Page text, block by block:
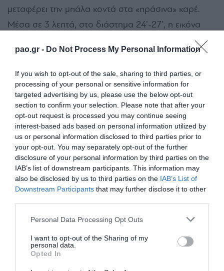
pao.gr - Do Not Process My Personal Information
If you wish to opt-out of the sale, sharing to third parties, or
processing of your personal or sensitive information for
targeted advertising by us, please use the below opt-out
section to confirm your selection. Please note that after your
opt-out request is processed you may continue seeing
interest-based ads based on personal information utilized by
us or personal information disclosed to third parties prior to
your opt-out. You may separately opt-out of the further
disclosure of your personal information by third parties on the
IAB’s list of downstream participants. This information may
also be disclosed by us to third parties on the IAB’s List of
Downstream Participants that may further disclose it to other
Please note that this website/app uses one or more Google
not limited to your visit or usage behaviour. You may click to
grant or deny consent to Google and its third-party tags to
use your data for below specified purposes in below Google
Personal Data Processing Opt Outs
I want to opt-out of the Sharing of my
personal data.
Opted In
μεταφέρει την μπάλα κοντά στα «πράσινα» καρέ.
Μέσα σε 3 λεπτά, στο διάστημα 24’-27’, η εικόνα
αυτή μετατράπηκε σε σοβαρό προβάδισμα καθώς
Κλωναρίδης και Μπεργκ έκαναν το 2-0
εκμεταλλευόμενοι εξαιρετικές δημιουργίες και
αντίστοιχες κάθετες του Βιγιαφάνιες που έφεραν
ανισορροπία στην αντίπαλη άμυνα και τους δύο
επιθετικούς του Παναθηναϊκού σε θέσεις βολής. Το
μοτίβο της αναμέτρησης δεν άλλαξε και πριν την
ανάπαυλα το «τριφύλλι» θα μπορούσε να έχει
διευρύνει το προβάδισμά του, αλλά το πλασέ του
Βιγιαφάνιες εξ επαφής στο 42’ – στη σημαντικότερη
φάση – που δημιουργήθηκε μετά το 2-0
Η εικόνα της αναμέτρησης άλλαξε άρδην στην
επανάληψη με την είσοδο Χριστοδουλόπουλου και